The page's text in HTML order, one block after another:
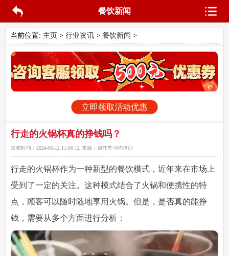
餐饮新闻
当前位置: 主页 > 行业资讯> 餐饮新闻 >
立即领取活动优惠
行走的火锅杯真的挣钱吗？
发布时间： 2024-05-12 11:06:12 来源： 厨仟艺小吃培训
行走的火锅杯作为一种新型的餐饮模式，近年来在市场上
受到了一定的关注。这种模式结合了火锅和便携性的特
点，顾客可以随时随地享用火锅。但是，是否真的能挣
钱，需要从多个方面进行分析：